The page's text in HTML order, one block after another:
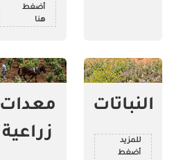
أضغط
هنا
النباتات
للمزيد
أضغط
معدات
زراعية